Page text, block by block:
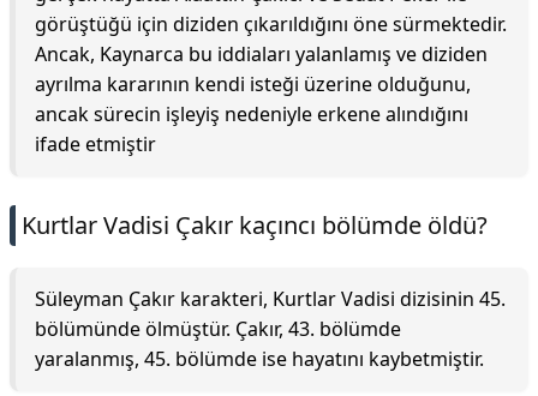
görüştüğü için diziden çıkarıldığını öne sürmektedir.
Ancak, Kaynarca bu iddiaları yalanlamış ve diziden
ayrılma kararının kendi isteği üzerine olduğunu,
ancak sürecin işleyiş nedeniyle erkene alındığını
ifade etmiştir
Kurtlar Vadisi Çakır kaçıncı bölümde öldü?
Süleyman Çakır karakteri, Kurtlar Vadisi dizisinin 45.
bölümünde ölmüştür. Çakır, 43. bölümde
yaralanmış, 45. bölümde ise hayatını kaybetmiştir.